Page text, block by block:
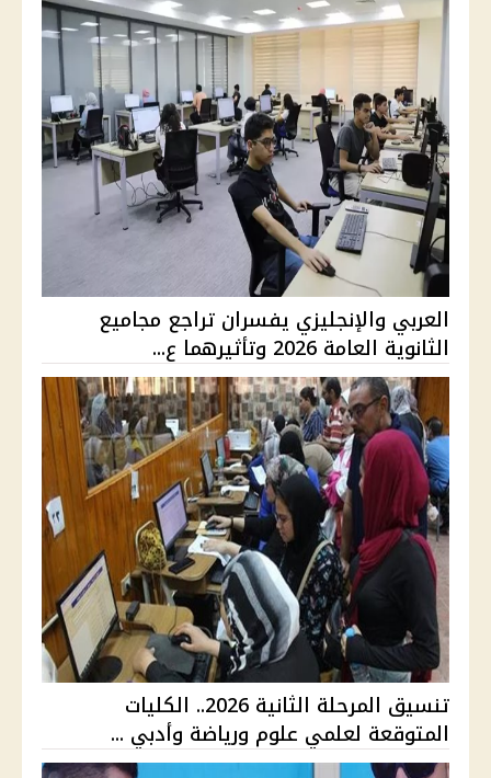
العربي والإنجليزي يفسران تراجع مجاميع
الثانوية العامة 2026 وتأثيرهما ع...
تنسيق المرحلة الثانية 2026.. الكليات
المتوقعة لعلمي علوم ورياضة وأدبي ...